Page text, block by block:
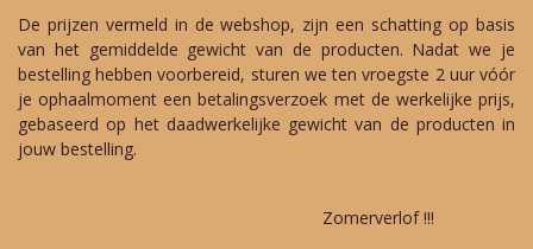
De prijzen vermeld in de webshop, zijn een schatting op basis
van het gemiddelde gewicht van de producten. Nadat we je
bestelling hebben voorbereid, sturen we ten vroegste 2 uur vóór
je ophaalmoment een betalingsverzoek met de werkelijke prijs,
gebaseerd op het daadwerkelijke gewicht van de producten in
jouw bestelling.
Zomerverlof !!!